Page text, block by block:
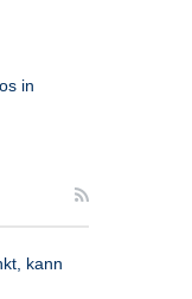
in
kann